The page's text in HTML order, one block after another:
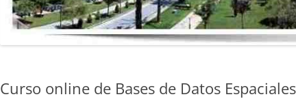
Curso online de Bases de Datos